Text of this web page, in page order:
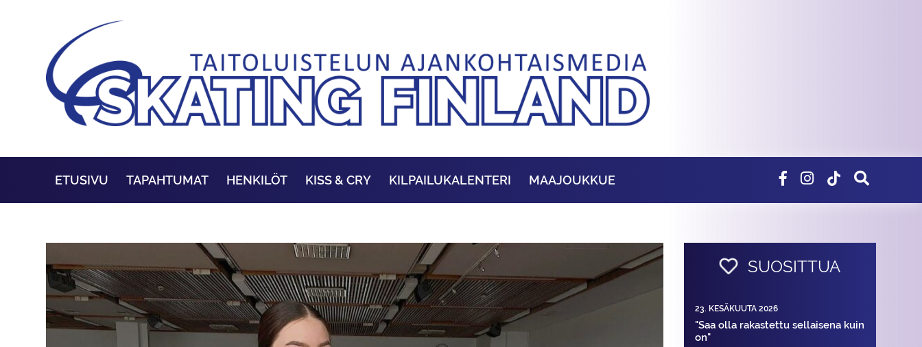
ETUSIVU TAPAHTUMAT HENKILÖT KISS & CRY KILPAILUKALENTERI MAAJOUKKUE
SUOSITTUA
23. KESÄKUUTA 2026
"Saa olla rakastettu sellaisena kuin
on"